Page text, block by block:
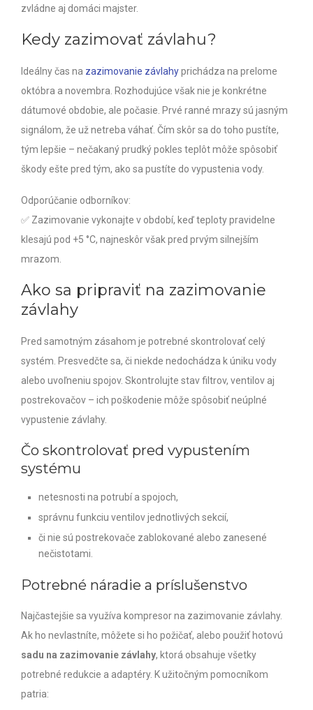
zvládne aj domáci majster.
Kedy zazimovať závlahu?
Ideálny čas na zazimovanie závlahyprichádza na prelome
októbra a novembra. Rozhodujúce však nie je konkrétne
dátumové obdobie, ale počasie. Prvé ranné mrazy sú jasným
signálom, že už netreba váhať. Čím skôr sa do toho pustíte,
tým lepšie – nečakaný prudký pokles teplôt môže spôsobiť
škody ešte pred tým, ako sa pustíte do vypustenia vody.
Odporúčanie odborníkov:
✅ Zazimovanie vykonajte v období, keď teploty pravidelne
klesajú pod +5 °C, najneskôr však pred prvým silnejším
mrazom.
Ako sa pripraviť na zazimovanie
závlahy
Pred samotným zásahom je potrebné skontrolovať celý
systém. Presvedčte sa, či niekde nedochádza k úniku vody
alebo uvoľneniu spojov. Skontrolujte stav filtrov, ventilov aj
postrekovačov – ich poškodenie môže spôsobiť neúplné
vypustenie závlahy.
Čo skontrolovať pred vypustením
systému
netesnosti na potrubí a spojoch,
správnu funkciu ventilov jednotlivých sekcií,
či nie sú postrekovače zablokované alebo zanesené
nečistotami.
Potrebné náradie a príslušenstvo
Najčastejšie sa využíva kompresor na zazimovanie závlahy.
Ak ho nevlastníte, môžete si ho požičať, alebo použiť hotovú
sadu na zazimovanie závlahy, ktorá obsahuje všetky
potrebné redukcie a adaptéry. K užitočným pomocníkom
patria: